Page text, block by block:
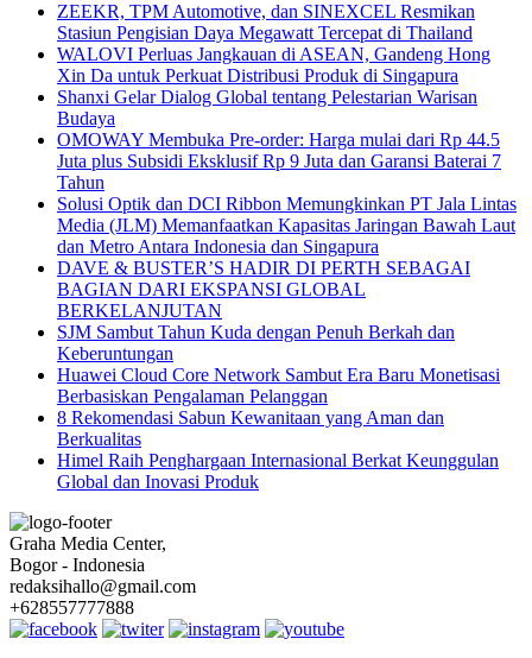
ZEEKR, TPM Automotive, dan SINEXCEL Resmikan
Stasiun Pengisian Daya Megawatt Tercepat di Thailand
WALOVI Perluas Jangkauan di ASEAN, Gandeng Hong
Xin Da untuk Perkuat Distribusi Produk di Singapura
Shanxi Gelar Dialog Global tentang Pelestarian Warisan
Budaya
OMOWAY Membuka Pre-order: Harga mulai dari Rp 44.5
Juta plus Subsidi Eksklusif Rp 9 Juta dan Garansi Baterai 7
Tahun
Solusi Optik dan DCI Ribbon Memungkinkan PT Jala Lintas
Media (JLM) Memanfaatkan Kapasitas Jaringan Bawah Laut
dan Metro Antara Indonesia dan Singapura
DAVE & BUSTER’S HADIR DI PERTH SEBAGAI
BAGIAN DARI EKSPANSI GLOBAL
BERKELANJUTAN
SJM Sambut Tahun Kuda dengan Penuh Berkah dan
Keberuntungan
Huawei Cloud Core Network Sambut Era Baru Monetisasi
Berbasiskan Pengalaman Pelanggan
8 Rekomendasi Sabun Kewanitaan yang Aman dan
Berkualitas
Himel Raih Penghargaan Internasional Berkat Keunggulan
Global dan Inovasi Produk
Graha Media Center,
Bogor - Indonesia
redaksihallo@gmail.com
+628557777888